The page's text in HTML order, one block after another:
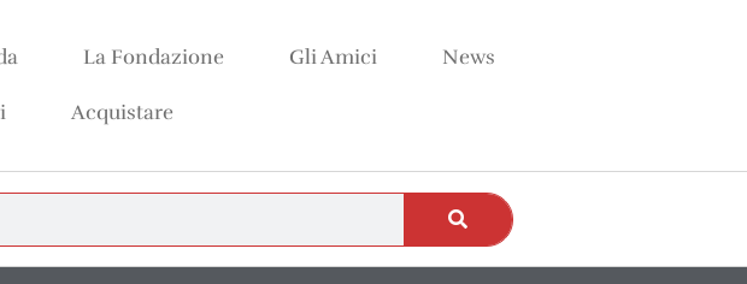
La Fondazione Gli Amici News
Acquistare